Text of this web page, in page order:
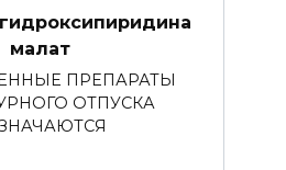
малат
ПРЕПАРАТЫ
ОТПУСКА